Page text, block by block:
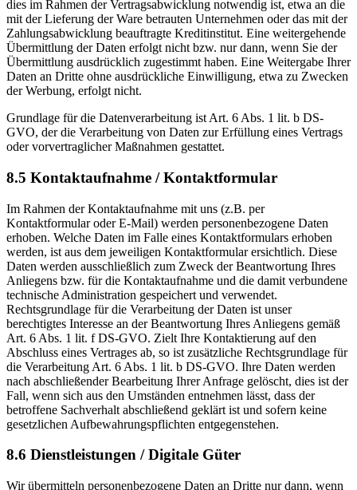
dies im Rahmen der Vertragsabwicklung notwendig ist, etwa an die
mit der Lieferung der Ware betrauten Unternehmen oder das mit der
Zahlungsabwicklung beauftragte Kreditinstitut. Eine weitergehende
Übermittlung der Daten erfolgt nicht bzw. nur dann, wenn Sie der
Übermittlung ausdrücklich zugestimmt haben. Eine Weitergabe Ihrer
Daten an Dritte ohne ausdrückliche Einwilligung, etwa zu Zwecken
der Werbung, erfolgt nicht.
Grundlage für die Datenverarbeitung ist Art. 6 Abs. 1 lit. b DS-
GVO, der die Verarbeitung von Daten zur Erfüllung eines Vertrags
oder vorvertraglicher Maßnahmen gestattet.
8.5 Kontaktaufnahme / Kontaktformular
Im Rahmen der Kontaktaufnahme mit uns (z.B. per
Kontaktformular oder E-Mail) werden personenbezogene Daten
erhoben. Welche Daten im Falle eines Kontaktformulars erhoben
werden, ist aus dem jeweiligen Kontaktformular ersichtlich. Diese
Daten werden ausschließlich zum Zweck der Beantwortung Ihres
Anliegens bzw. für die Kontaktaufnahme und die damit verbundene
technische Administration gespeichert und verwendet.
Rechtsgrundlage für die Verarbeitung der Daten ist unser
berechtigtes Interesse an der Beantwortung Ihres Anliegens gemäß
Art. 6 Abs. 1 lit. f DS-GVO. Zielt Ihre Kontaktierung auf den
Abschluss eines Vertrages ab, so ist zusätzliche Rechtsgrundlage für
die Verarbeitung Art. 6 Abs. 1 lit. b DS-GVO. Ihre Daten werden
nach abschließender Bearbeitung Ihrer Anfrage gelöscht, dies ist der
Fall, wenn sich aus den Umständen entnehmen lässt, dass der
betroffene Sachverhalt abschließend geklärt ist und sofern keine
gesetzlichen Aufbewahrungspflichten entgegenstehen.
8.6 Dienstleistungen / Digitale Güter
Wir übermitteln personenbezogene Daten an Dritte nur dann, wenn